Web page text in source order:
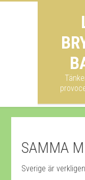
SAMMA
Sverige är